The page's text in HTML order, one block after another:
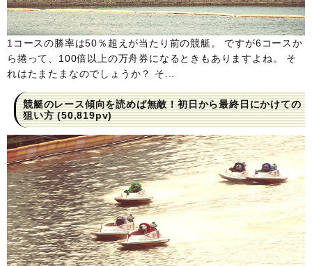
1コースの勝率は50％超えが当たり前の競艇。 ですが6コースか
ら捲って、100倍以上の万舟券になるときもありますよね。 そ
れはたまたまなのでしょうか？ そ...
競艇のレース傾向を読めば無敵！初日から最終日にかけての
狙い方(50,819pv)